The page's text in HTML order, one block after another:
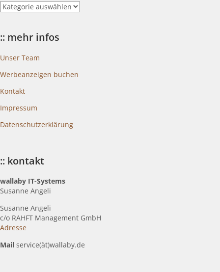
::
blogkategorien
:: mehr infos
Unser Team
Werbeanzeigen buchen
Kontakt
Impressum
Datenschutzerklärung
:: kontakt
wallaby IT-Systems
Susanne Angeli
Susanne Angeli
c/o RAHFT Management GmbH
Adresse
Mail service(ät)wallaby.de